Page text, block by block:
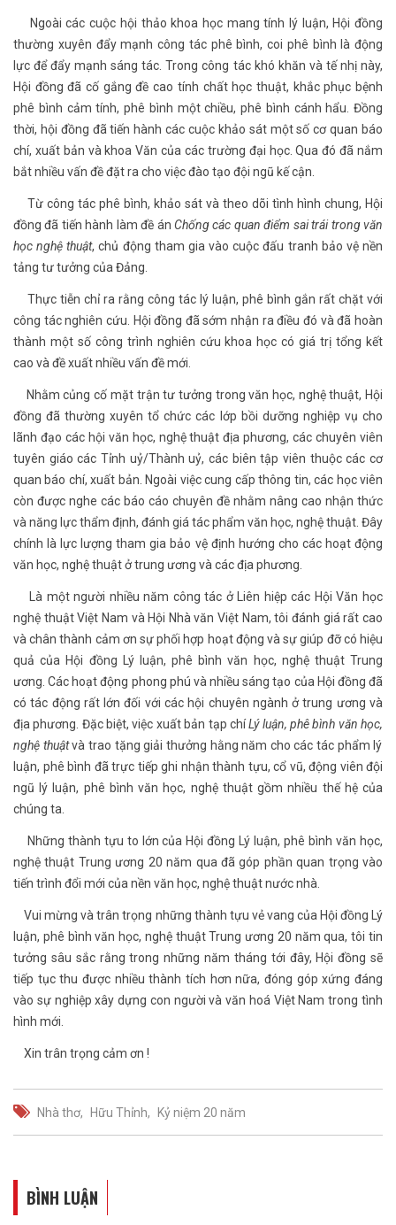
Ngoài các cuộc hội thảo khoa học mang tính lý luận, Hội đồng
thường xuyên đẩy mạnh công tác phê bình, coi phê bình là động
lực để đẩy mạnh sáng tác. Trong công tác khó khăn và tế nhị này,
Hội đồng đã cố gắng đề cao tính chất học thuật, khắc phục bệnh
phê bình cảm tính, phê bình một chiều, phê bình cánh hẩu. Đồng
thời, hội đồng đã tiến hành các cuộc khảo sát một số cơ quan báo
chí, xuất bản và khoa Văn của các trường đại học. Qua đó đã nắm
bắt nhiều vấn đề đặt ra cho việc đào tạo đội ngũ kế cận.
Từ công tác phê bình, khảo sát và theo dõi tình hình chung, Hội
đồng đã tiến hành làm đề án Chống các quan điểm sai trái trong văn
học nghệ thuật, chủ động tham gia vào cuộc đấu tranh bảo vệ nền
tảng tư tưởng của Đảng.
Thực tiễn chỉ ra rằng công tác lý luận, phê bình gắn rất chặt với
công tác nghiên cứu. Hội đồng đã sớm nhận ra điều đó và đã hoàn
thành một số công trình nghiên cứu khoa học có giá trị tổng kết
cao và đề xuất nhiều vấn đề mới.
Nhằm củng cố mặt trận tư tưởng trong văn học, nghệ thuật, Hội
đồng đã thường xuyên tổ chức các lớp bồi dưỡng nghiệp vụ cho
lãnh đạo các hội văn học, nghệ thuật địa phương, các chuyên viên
tuyên giáo các Tỉnh uỷ/Thành uỷ, các biên tập viên thuộc các cơ
quan báo chí, xuất bản. Ngoài việc cung cấp thông tin, các học viên
còn được nghe các báo cáo chuyên đề nhằm nâng cao nhận thức
và năng lực thẩm định, đánh giá tác phẩm văn học, nghệ thuật. Đây
chính là lực lượng tham gia bảo vệ định hướng cho các hoạt động
văn học, nghệ thuật ở trung ương và các địa phương.
Là một người nhiều năm công tác ở Liên hiệp các Hội Văn học
nghệ thuật Việt Nam và Hội Nhà văn Việt Nam, tôi đánh giá rất cao
và chân thành cảm ơn sự phối hợp hoạt động và sự giúp đỡ có hiệu
quả của Hội đồng Lý luận, phê bình văn học, nghệ thuật Trung
ương. Các hoạt động phong phú và nhiều sáng tạo của Hội đồng đã
có tác động rất lớn đối với các hội chuyên ngành ở trung ương và
địa phương. Đặc biệt, việc xuất bản tạp chíLý luận, phê bình văn học,
nghệ thuậtvà trao tặng giải thưởng hằng năm cho các tác phẩm lý
luận, phê bình đã trực tiếp ghi nhận thành tựu, cổ vũ, động viên đội
ngũ lý luận, phê bình văn học, nghệ thuật gồm nhiều thế hệ của
chúng ta.
Những thành tựu to lớn của Hội đồng Lý luận, phê bình văn học,
nghệ thuật Trung ương 20 năm qua đã góp phần quan trọng vào
tiến trình đổi mới của nền văn học, nghệ thuật nước nhà.
Vui mừng và trân trọng những thành tựu vẻ vang của Hội đồng Lý
luận, phê bình văn học, nghệ thuật Trung ương 20 năm qua, tôi tin
tưởng sâu sắc rằng trong những năm tháng tới đây, Hội đồng sẽ
tiếp tục thu được nhiều thành tích hơn nữa, đóng góp xứng đáng
vào sự nghiệp xây dựng con người và văn hoá Việt Nam trong tình
hình mới.
Xin trân trọng cảm ơn !
Nhà thơ Hữu Thỉnh Kỷ niệm 20 năm
BÌNH LUẬN